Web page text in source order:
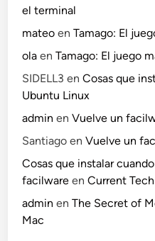
el terminal
mateo enTamago: El
ola enTamago: El juego
SIDELL3 enCosas que
Ubuntu Linux
admin enVuelve un
Santiago enVuelve un
Cosas que instalar
facilware enCurrent
admin enThe Secret of
Mac